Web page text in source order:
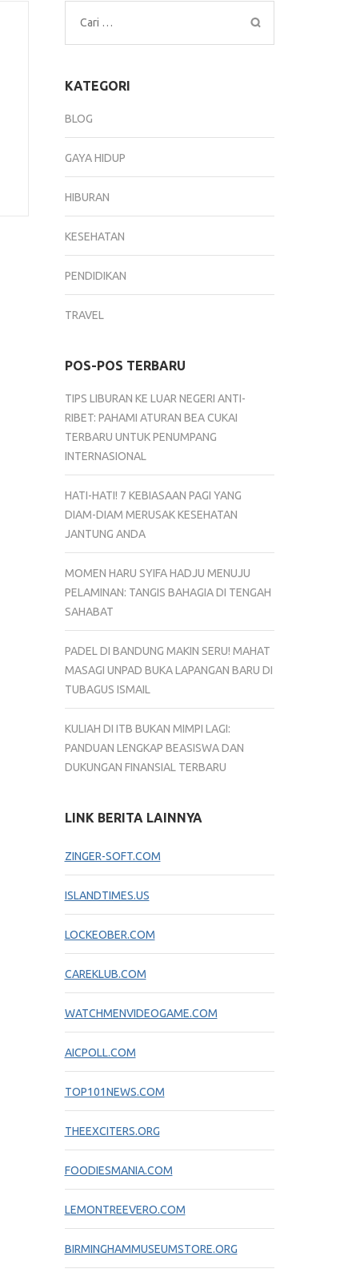
Cari
untuk:
KATEGORI
BLOG
GAYA HIDUP
HIBURAN
KESEHATAN
PENDIDIKAN
TRAVEL
POS-POS TERBARU
TIPS LIBURAN KE LUAR NEGERI ANTI-
RIBET: PAHAMI ATURAN BEA CUKAI
TERBARU UNTUK PENUMPANG
INTERNASIONAL
HATI-HATI! 7 KEBIASAAN PAGI YANG
DIAM-DIAM MERUSAK KESEHATAN
JANTUNG ANDA
MOMEN HARU SYIFA HADJU MENUJU
PELAMINAN: TANGIS BAHAGIA DI TENGAH
SAHABAT
PADEL DI BANDUNG MAKIN SERU! MAHAT
MASAGI UNPAD BUKA LAPANGAN BARU DI
TUBAGUS ISMAIL
KULIAH DI ITB BUKAN MIMPI LAGI:
PANDUAN LENGKAP BEASISWA DAN
DUKUNGAN FINANSIAL TERBARU
LINK BERITA LAINNYA
ZINGER-SOFT.COM
ISLANDTIMES.US
LOCKEOBER.COM
CAREKLUB.COM
WATCHMENVIDEOGAME.COM
AICPOLL.COM
TOP101NEWS.COM
THEEXCITERS.ORG
FOODIESMANIA.COM
LEMONTREEVERO.COM
BIRMINGHAMMUSEUMSTORE.ORG